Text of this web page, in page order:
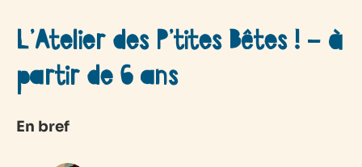
L’Atelier des P’tites Bêtes ! – à
partir de 6 ans
En bref